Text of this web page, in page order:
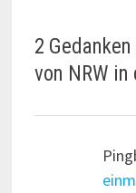
2 Gedanken
von NRW